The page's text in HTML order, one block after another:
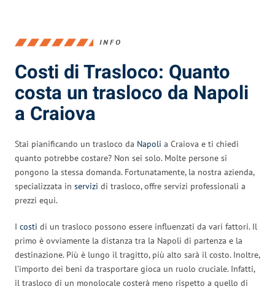
INFO
Costi di Trasloco: Quanto
costa un trasloco da Napoli
a Craiova
Stai pianificando un trasloco da Napoli a Craiova e ti chiedi
quanto potrebbe costare? Non sei solo. Molte persone si
pongono la stessa domanda. Fortunatamente, la nostra azienda,
specializzata in servizi di trasloco, offre servizi professionali a
prezzi equi.
I costi di un trasloco possono essere influenzati da vari fattori. Il
primo è ovviamente la distanza tra la Napoli di partenza e la
destinazione. Più è lungo il tragitto, più alto sarà il costo. Inoltre,
l’importo dei beni da trasportare gioca un ruolo cruciale. Infatti,
il trasloco di un monolocale costerà meno rispetto a quello di